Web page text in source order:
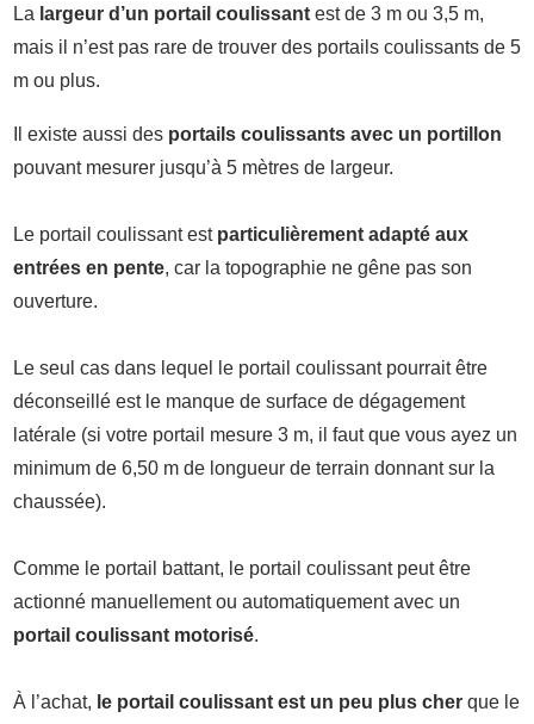
La largeur d’un portail coulissant est de 3 m ou 3,5 m,
mais il n’est pas rare de trouver des portails coulissants de 5
m ou plus.
Il existe aussi des portails coulissants avec un portillon
pouvant mesurer jusqu’à 5 mètres de largeur.
Le portail coulissant est particulièrement adapté aux
entrées en pente, car la topographie ne gêne pas son
ouverture.
Le seul cas dans lequel le portail coulissant pourrait être
déconseillé est le manque de surface de dégagement
latérale (si votre portail mesure 3 m, il faut que vous ayez un
minimum de 6,50 m de longueur de terrain donnant sur la
chaussée).
Comme le portail battant, le portail coulissant peut être
actionné manuellement ou automatiquement avec un
portail coulissant motorisé.
À l’achat, le portail coulissant est un peu plus cher que le